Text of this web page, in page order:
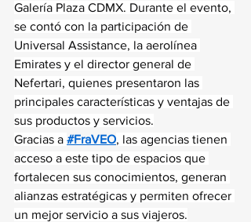
Galería Plaza CDMX. Durante el evento,
se contó con la participación de
Universal Assistance, la aerolínea
Emirates y el director general de
Nefertari, quienes presentaron las
principales características y ventajas de
sus productos y servicios.
Gracias a #FraVEO, las agencias tienen
acceso a este tipo de espacios que
fortalecen sus conocimientos, generan
alianzas estratégicas y permiten ofrecer
un mejor servicio a sus viajeros.